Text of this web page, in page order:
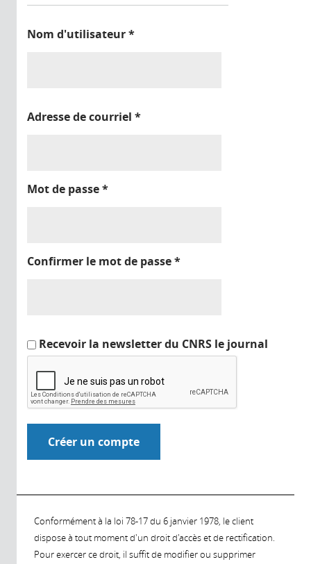
Nom d'utilisateur*
Adresse de courriel *
Mot de passe*
Confirmer le mot de passe*
Recevoir la newsletter du CNRS le journal
Conformément à la loi 78-17 du 6 janvier 1978, le client
dispose à tout moment d'un droit d'accès et de rectification.
Pour exercer ce droit, il suffit de modifier ou supprimer